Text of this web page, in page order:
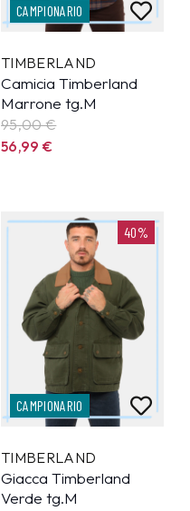
CAMPIONARIO
TIMBERLAND
Camicia Timberland
Marrone tg.M
95,00 €
56,99€
40%
CAMPIONARIO
TIMBERLAND
Giacca Timberland
Verde tg.M